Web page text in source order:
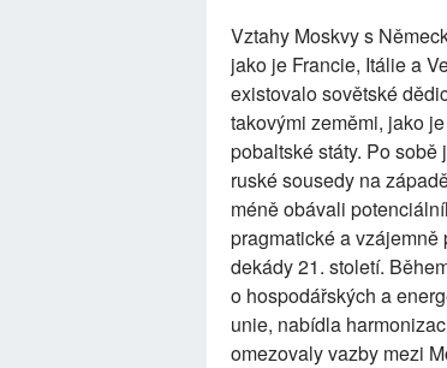
Vztahy Moskvy s
jako je Francie, Itálie a
existovalo sovětské
takovými zeměmi, jako
pobaltské státy. Po
ruské sousedy na
méně obávali
pragmatické a
dekády 21. století.
o hospodářských a
unie, nabídla
omezovaly vazby mezi